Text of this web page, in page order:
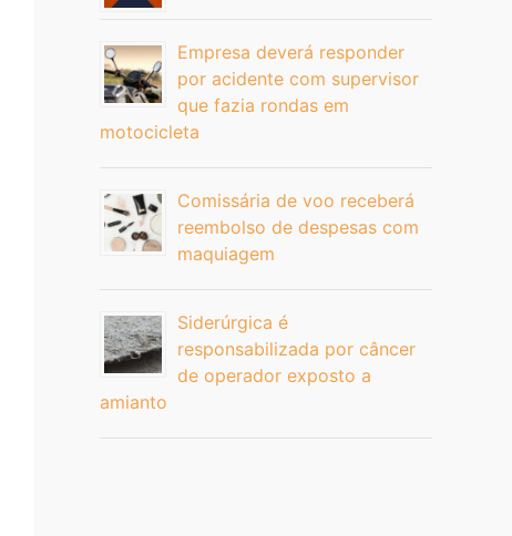
Empresa deverá responder
por acidente com supervisor
que fazia rondas em
motocicleta
Comissária de voo receberá
reembolso de despesas com
maquiagem
Siderúrgica é
responsabilizada por câncer
de operador exposto a
amianto